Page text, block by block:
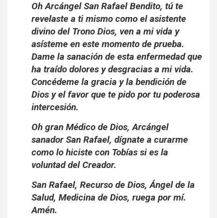
Oh Arcángel San Rafael Bendito, tú te
revelaste a ti mismo como el asistente
divino del Trono Dios, ven a mi vida y
asísteme en este momento de prueba.
Dame la sanación de esta enfermedad que
ha traído dolores y desgracias a mi vida.
Concédeme la gracia y la bendición de
Dios y el favor que te pido por tu poderosa
intercesión.
Oh gran Médico de Dios, Arcángel
sanador San Rafael, dígnate a curarme
como lo hiciste con Tobías si es la
voluntad del Creador.
San Rafael, Recurso de Dios, Ángel de la
Salud, Medicina de Dios, ruega por mí.
Amén.